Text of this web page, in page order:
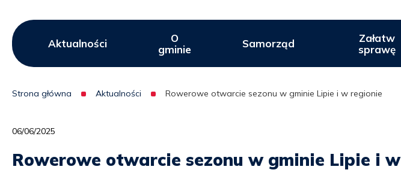
Menu
serwisu
Aktualności
O
gminie
Samorząd
Załatw
sprawę
nawigacyjna
Strona główna Aktualności Rowerowe otwarcie sezonu w gminie Lipie i w regionie
06/06/2025
Rowerowe otwarcie sezonu w gminie Lipie i